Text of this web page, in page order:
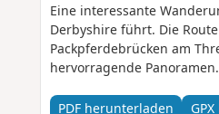
Eine interessante
Derbyshire führt. Die
Packpferdebrücken am
hervorragende Panoramen.
PDF herunterladen